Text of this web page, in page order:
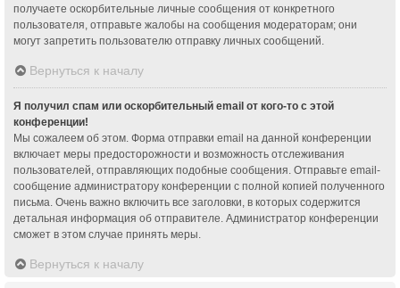
получаете оскорбительные личные сообщения от конкретного
пользователя, отправьте жалобы на сообщения модераторам; они
могут запретить пользователю отправку личных сообщений.
Вернуться к началу
Я получил спам или оскорбительный email от кого-то с этой
конференции!
Мы сожалеем об этом. Форма отправки email на данной конференции
включает меры предосторожности и возможность отслеживания
пользователей, отправляющих подобные сообщения. Отправьте email-
сообщение администратору конференции с полной копией полученного
письма. Очень важно включить все заголовки, в которых содержится
детальная информация об отправителе. Администратор конференции
сможет в этом случае принять меры.
Вернуться к началу